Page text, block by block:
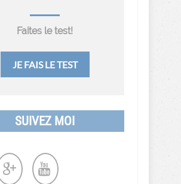
Faites le test!
JE FAIS LE TEST
SUIVEZ MOI